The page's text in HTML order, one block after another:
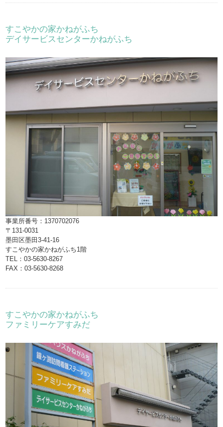
すこやかの家かねがふち
デイサービスセンターかねがふち
事業所番号：1370702076
〒131-0031
墨田区墨田3-41-16
すこやかの家かねがふち1階
TEL：03-5630-8267
FAX：03-5630-8268
すこやかの家かねがふち
ファミリーケアすみだ